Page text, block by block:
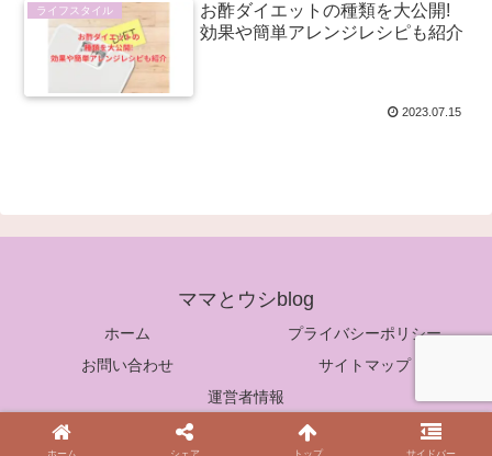
ライフスタイル
お酢ダイエットの種類を大公開!
効果や簡単アレンジレシピも紹介
2023.07.15
ママとウシblog
ホーム
プライバシーポリシー
お問い合わせ
サイトマップ
運営者情報
© 2023 ママとウシblog.
ホーム シェア トップ サイドバー